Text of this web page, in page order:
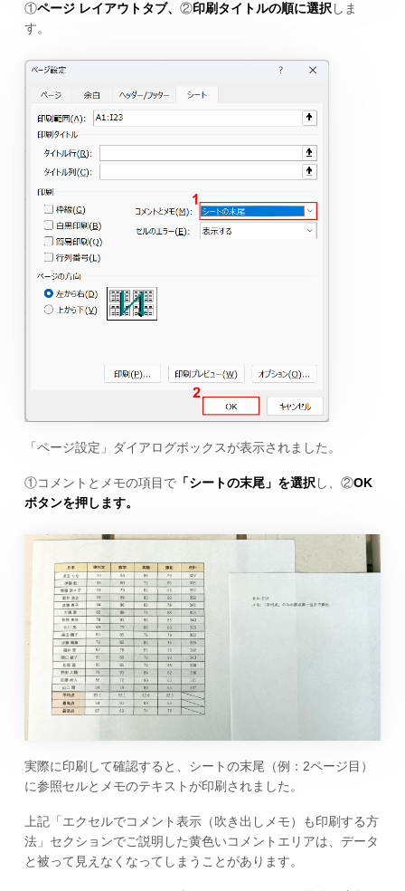
①ページ レイアウトタブ、 ②印刷タイトルの順に選択しま
す。
「ページ設定」ダイアログボックスが表示されました。
①コメントとメモの項目で「シートの末尾」を選択 し、②OK
ボタンを押します。
実際に印刷して確認すると、シートの末尾（例：2ページ目）
に参照セルとメモのテキストが印刷されました。
上記「エクセルでコメント表示（吹き出しメモ）も印刷する方
法」セクションでご説明した黄色いコメントエリアは、データ
と被って見えなくなってしまうことがあります。